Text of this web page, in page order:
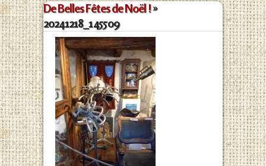
De Belles Fêtes de Noël !»
20241218_145509